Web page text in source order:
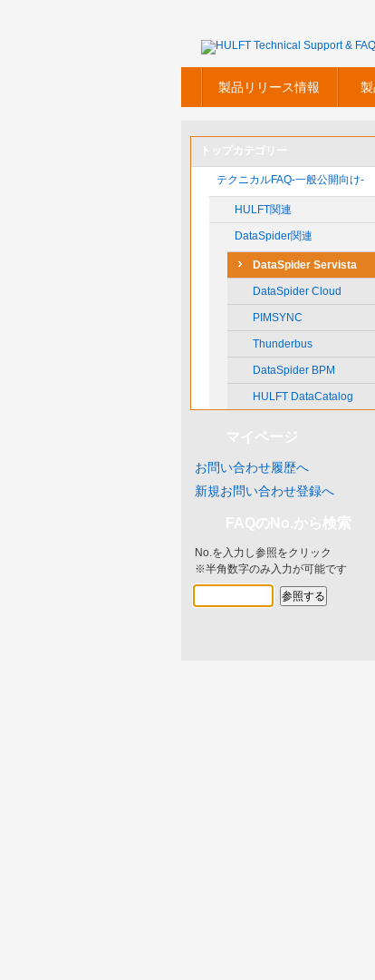
製品リリース情報
テクニカルFAQ-一般公開向け-
HULFT関連
DataSpider関連
DataSpider Servista
DataSpider Cloud
PIMSYNC
Thunderbus
DataSpider BPM
HULFT DataCatalog
お問い合わせ履歴へ
新規お問い合わせ登録へ
No.を入力し参照をクリック
※半角数字のみ入力が可能です